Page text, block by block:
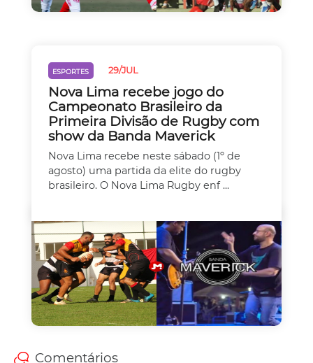
ESPORTES 29/JUL
Nova Lima recebe jogo do
Campeonato Brasileiro da
Primeira Divisão de Rugby com
show da Banda Maverick
Nova Lima recebe neste sábado (1º de
agosto) uma partida da elite do rugby
brasileiro. O Nova Lima Rugby enf ...
Comentários